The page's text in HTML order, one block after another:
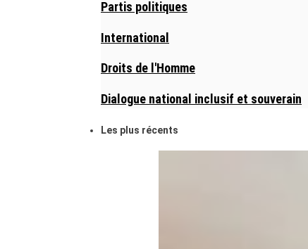
Partis politiques
International
Droits de l'Homme
Dialogue national inclusif et souverain
Les plus récents